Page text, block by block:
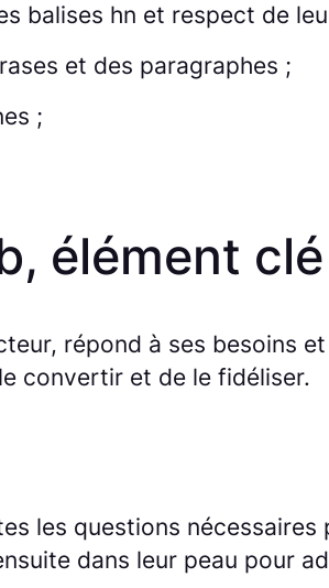
balises hn et respect de
et des paragraphes ;
;
élément
répond à ses besoins
convertir et de le fidéliser.
les questions
dans leur peau pour